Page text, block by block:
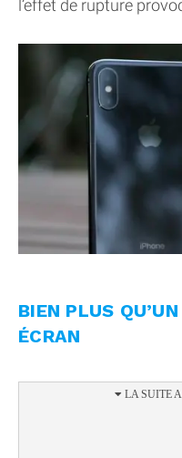
l’effet de rupture
BIEN PLUS
ÉCRAN